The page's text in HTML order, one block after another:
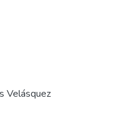
Velásquez